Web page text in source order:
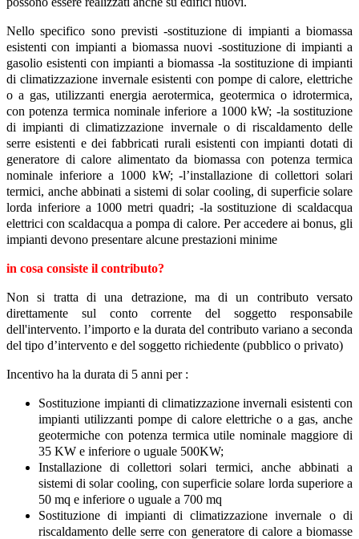
Nello specifico sono previsti -sostituzione di impianti a biomassa
esistenti con impianti a biomassa nuovi -sostituzione di impianti a
gasolio esistenti con impianti a biomassa -la sostituzione di impianti
di climatizzazione invernale esistenti con pompe di calore, elettriche
o a gas, utilizzanti energia aerotermica, geotermica o idrotermica,
con potenza termica nominale inferiore a 1000 kW; -la sostituzione
di impianti di climatizzazione invernale o di riscaldamento delle
serre esistenti e dei fabbricati rurali esistenti con impianti dotati di
generatore di calore alimentato da biomassa con potenza termica
nominale inferiore a 1000 kW; -l’installazione di collettori solari
termici, anche abbinati a sistemi di solar cooling, di superficie solare
lorda inferiore a 1000 metri quadri; -la sostituzione di scaldacqua
elettrici con scaldacqua a pompa di calore. Per accedere ai bonus, gli
impianti devono presentare alcune prestazioni minime
in cosa consiste il contributo?
Non si tratta di una detrazione, ma di un contributo versato
direttamente sul conto corrente del soggetto responsabile
dell'intervento. l’importo e la durata del contributo variano a seconda
del tipo d’intervento e del soggetto richiedente (pubblico o privato)
Incentivo ha la durata di 5 anni per :
Sostituzione impianti di climatizzazione invernali esistenti con
impianti utilizzanti pompe di calore elettriche o a gas, anche
geotermiche con potenza termica utile nominale maggiore di
35 KW e inferiore o uguale 500KW;
Installazione di collettori solari termici, anche abbinati a
sistemi di solar cooling, con superficie solare lorda superiore a
50 mq e inferiore o uguale a 700 mq
Sostituzione di impianti di climatizzazione invernale o di
riscaldamento delle serre con generatore di calore a biomasse